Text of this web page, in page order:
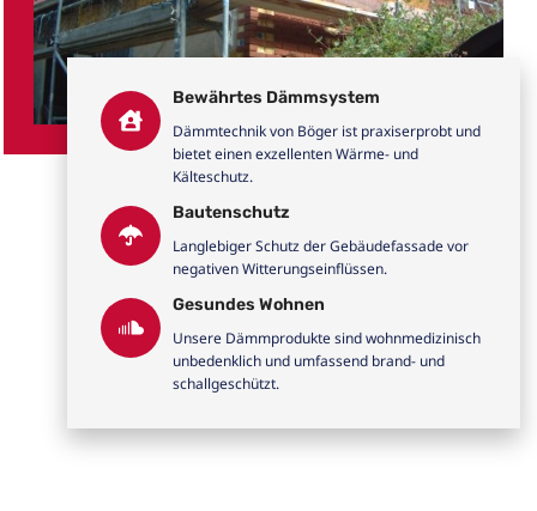
Bewährtes Dämmsystem
Dämmtechnik von Böger ist praxiserprobt und
bietet einen exzellenten Wärme- und
Kälteschutz.
Bautenschutz
Langlebiger Schutz der Gebäudefassade vor
negativen Witterungseinflüssen.
Gesundes Wohnen
Unsere Dämmprodukte sind wohnmedizinisch
unbedenklich und umfassend brand- und
schallgeschützt.